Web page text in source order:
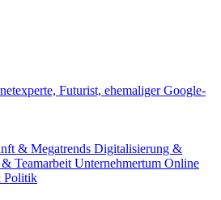
Futurist, ehemaliger Google-
& Megatrends Digitalisierung &
Teamarbeit Unternehmertum Online
Politik